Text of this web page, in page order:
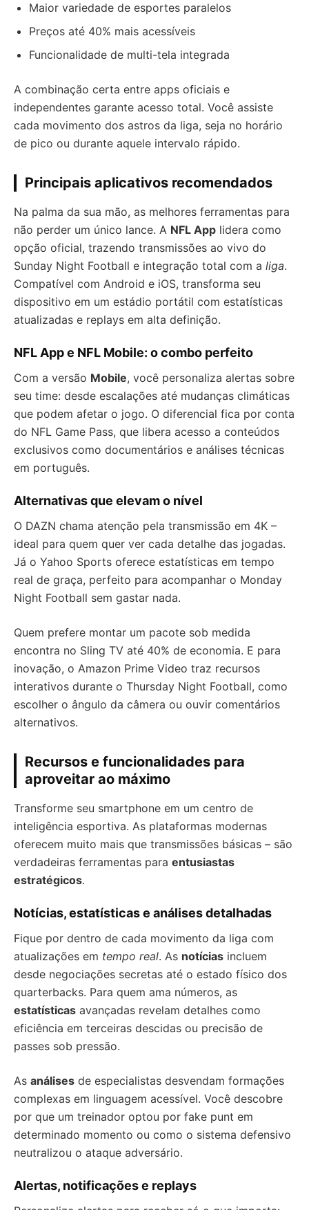
Maior variedade de esportes paralelos
Preços até 40% mais acessíveis
Funcionalidade de multi-tela integrada
A combinação certa entre apps oficiais e
independentes garante acesso total. Você assiste
cada movimento dos astros da liga, seja no horário
de pico ou durante aquele intervalo rápido.
Principais aplicativos recomendados
Na palma da sua mão, as melhores ferramentas para
não perder um único lance. A NFL App lidera como
opção oficial, trazendo transmissões ao vivo do
Sunday Night Football e integração total com a liga.
Compatível com Android e iOS, transforma seu
dispositivo em um estádio portátil com estatísticas
atualizadas e replays em alta definição.
NFL App e NFL Mobile: o combo perfeito
Com a versão Mobile, você personaliza alertas sobre
seu time: desde escalações até mudanças climáticas
que podem afetar o jogo. O diferencial fica por conta
do NFL Game Pass, que libera acesso a conteúdos
exclusivos como documentários e análises técnicas
em português.
Alternativas que elevam o nível
O DAZN chama atenção pela transmissão em 4K –
ideal para quem quer ver cada detalhe das jogadas.
Já o Yahoo Sports oferece estatísticas em tempo
real de graça, perfeito para acompanhar o Monday
Night Football sem gastar nada.
Quem prefere montar um pacote sob medida
encontra no Sling TV até 40% de economia. E para
inovação, o Amazon Prime Video traz recursos
interativos durante o Thursday Night Football, como
escolher o ângulo da câmera ou ouvir comentários
alternativos.
Recursos e funcionalidades para
aproveitar ao máximo
Transforme seu smartphone em um centro de
inteligência esportiva. As plataformas modernas
oferecem muito mais que transmissões básicas – são
verdadeiras ferramentas para entusiastas
estratégicos.
Notícias, estatísticas e análises detalhadas
Fique por dentro de cada movimento da liga com
atualizações em tempo real. As notícias incluem
desde negociações secretas até o estado físico dos
quarterbacks. Para quem ama números, as
estatísticas avançadas revelam detalhes como
eficiência em terceiras descidas ou precisão de
passes sob pressão.
As análises de especialistas desvendam formações
complexas em linguagem acessível. Você descobre
por que um treinador optou por fake punt em
determinado momento ou como o sistema defensivo
neutralizou o ataque adversário.
Alertas, notificações e replays